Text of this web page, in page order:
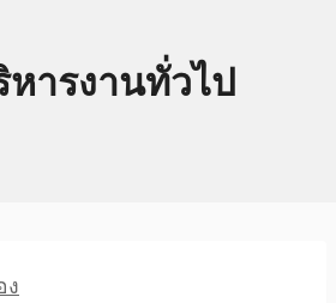
หารงานทั่วไป
ง